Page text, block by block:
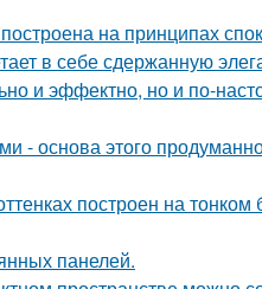
на принципах
в себе сдержанную
и эффектно, но и по-
- основа этого
построен на тонком
панелей.